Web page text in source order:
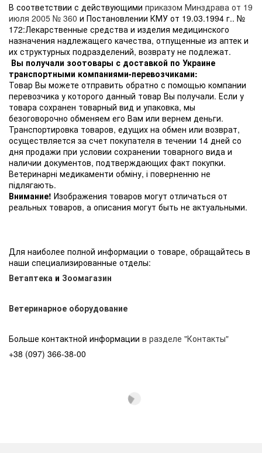
В соответствии с действующими приказом Минздрава от 19
июля 2005 № 360 и Постановлении КМУ от 19.03.1994 г.. №
172:Лекарственные средства и изделия медицинского
назначения надлежащего качества, отпущенные из аптек и
их структурных подразделений, возврату не подлежат.
Вы получали зоотовары с доставкой по Украине
транспортными компаниями-перевозчиками:
Товар Вы можете отправить обратно с помощью компании
перевозчика у которого данный товар Вы получали. Если у
товара сохранен товарный вид и упаковка, мы
безоговорочно обменяем его Вам или вернем деньги.
Транспортировка товаров, едущих на обмен или возврат,
осуществляется за счет покупателя в течении 14 дней со
дня продажи при условии сохранении товарного вида и
наличии документов, подтверждающих факт покупки.
Ветеринарні медикаменти обміну, і поверненню не
підлягають.
Внимание! Изображения товаров могут отличаться от
реальных товаров, а описания могут быть не актуальными.
Для наиболее полной информации о товаре, обращайтесь в
наши специализированные отделы:
Ветаптека и Зоомагазин
Ветеринарное оборудование
Больше контактной информации в разделе "Контакты"
+38 (097) 366-38-00